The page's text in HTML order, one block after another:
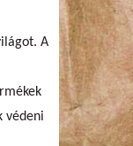
A
védeni